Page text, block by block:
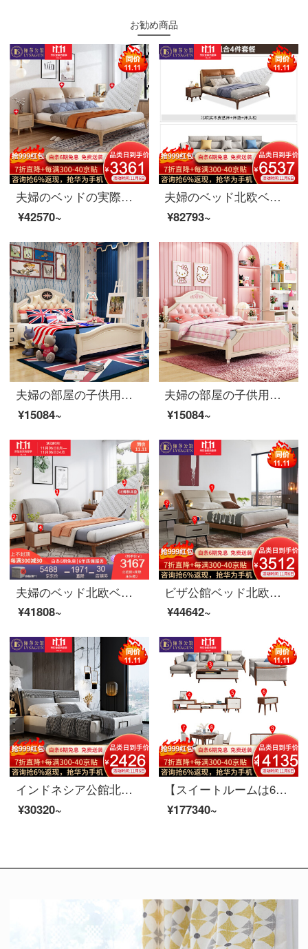
お勧め商品
夫婦のベッドの実際の木のベッド北欧の皮の布芸のダブルベッドの1.8メートルの寝室は簡単に取り壊して原木の色の結婚ベッドの家具のベッド+マットレス+マットレス+マットレス*1 1800*2000を洗うことができます。
¥42570~
夫婦のベッド北欧ベッドの実木皮布芸のダブルベッド1.8メートルベッドルームの簡単な予約は、ベッドの結婚式ベッド家具の寝室の3点セット+886ソファ1800*2000を洗うことができます。
¥82793~
夫婦の部屋の子供用ベッド洋式インロンベッド男女シングルベッド青少年学生用ベッド家具8305スペアリブベッド1500*2000
¥15084~
夫婦の部屋の子供用ベッド洋式イングランドベッド男女シングルベッドの青少年学生用ベッド家具8301列の骨格ベッド1500*2000
¥15084~
夫婦のベッド北欧ベッドのダブルベッド1.8メートルのシンプルなベッドルームは布芸ベッドの逸品家具のベッド+マットレス+マットレスの2つの1800*2000を解体して洗うことができます。
¥41808~
ビザ公館ベッド北欧軽奢本革ダブルベッド1.8 m現代簡単ベッドルームの木製品家具ベッド+ベッドヘッドセット*2 1800*2000
¥44642~
インドネシア公館北欧の軽奢な実木の皮のベッドの近代的な簡約主な寝室の布芸のダブルベッドの逸品の家具の1.8 m真皮の寝床の階の本当の牛皮（半皮）+落葉松の内で支えます+進級版は骨格を並べます
¥30320~
【スイートルームは6割引が受けられます】夫婦莎公館北欧寝室客間レストラン全屋家具セットB【100-250平方メートル】適用コース3（レストラン8点セット）白蝋木
¥177340~